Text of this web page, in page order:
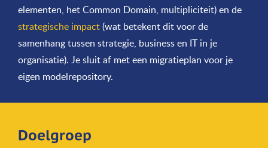
elementen, het Common Domain, multipliciteit) en de
strategische impact(wat betekent dit voor de
samenhang tussen strategie, business en IT in je
organisatie). Je sluit af met een migratieplan voor je
eigen modelrepository.
Doelgroep